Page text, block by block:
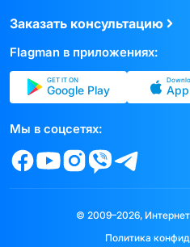
Заказать консультацию
Flagman в приложениях:
GET IT ON
Google Play
Мы в соцсетях:
© 2009–2026,
Политика